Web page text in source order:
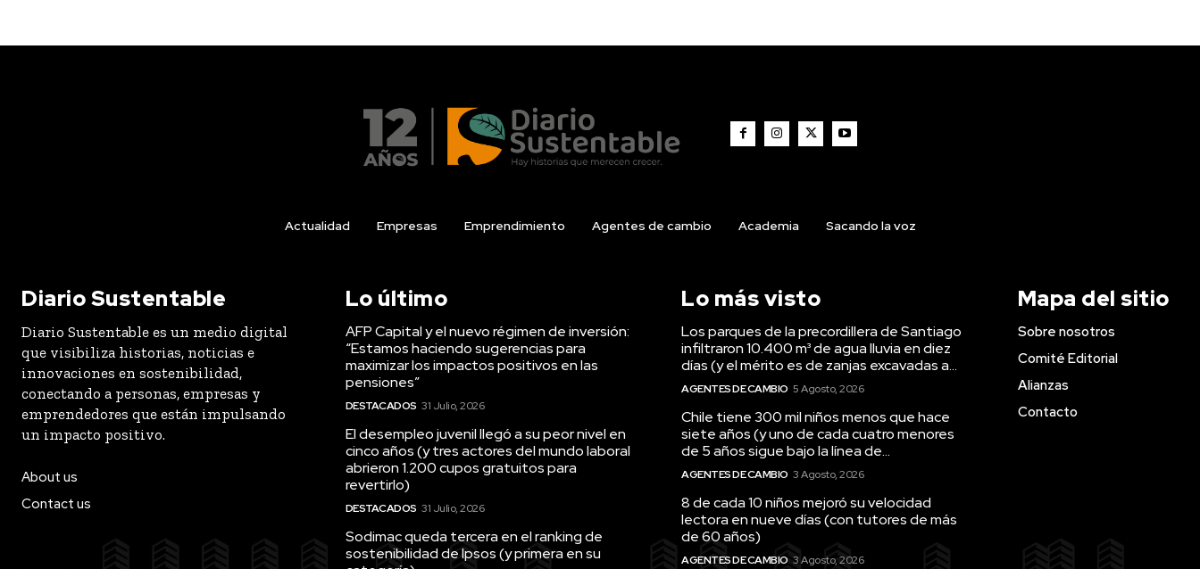
Actualidad Empresas Emprendimiento Agentes de cambio Academia Sacando la voz
Diario Sustentable
Diario Sustentable es un medio digital
que visibiliza historias, noticias e
innovaciones en sostenibilidad,
conectando a personas, empresas y
emprendedores que están impulsando
un impacto positivo.
About us
Contact us
Lo último
AFP Capital y el nuevo régimen de inversión:
“Estamos haciendo sugerencias para
maximizar los impactos positivos en las
pensiones”
DESTACADOS 31 Julio, 2026
El desempleo juvenil llegó a su peor nivel en
cinco años (y tres actores del mundo laboral
abrieron 1.200 cupos gratuitos para
revertirlo)
DESTACADOS 31 Julio, 2026
Sodimac queda tercera en el ranking de
sostenibilidad de Ipsos (y primera en su
Lo más visto
Los parques de la precordillera de Santiago
infiltraron 10.400 m³ de agua lluvia en diez
días (y el mérito es de zanjas excavadas a...
AGENTES DE CAMBIO 5 Agosto, 2026
Chile tiene 300 mil niños menos que hace
siete años (y uno de cada cuatro menores
de 5 años sigue bajo la línea de...
AGENTES DE CAMBIO 3 Agosto, 2026
8 de cada 10 niños mejoró su velocidad
lectora en nueve días (con tutores de más
de 60 años)
AGENTES DE CAMBIO 3 Agosto, 2026
Mapa del sitio
Sobre nosotros
Comité Editorial
Alianzas
Contacto